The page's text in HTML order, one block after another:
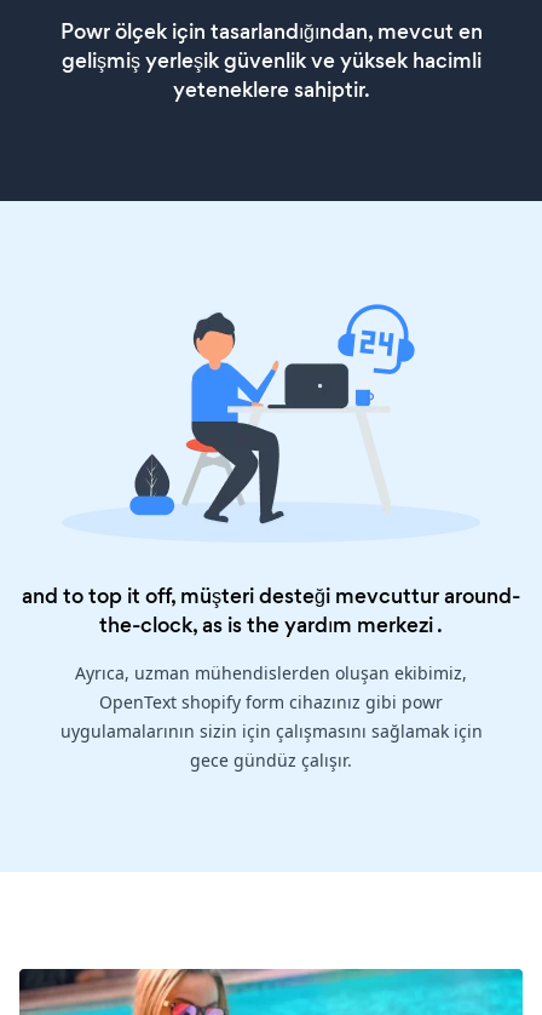
Powr ölçek için tasarlandığından, mevcut en
gelişmiş yerleşik güvenlik ve yüksek hacimli
yeteneklere sahiptir.
and to top it off, müşteri desteği mevcuttur around-
the-clock, as is theyardım merkezi.
Ayrıca, uzman mühendislerden oluşan ekibimiz,
OpenText shopify form cihazınız gibi powr
uygulamalarının sizin için çalışmasını sağlamak için
gece gündüz çalışır.